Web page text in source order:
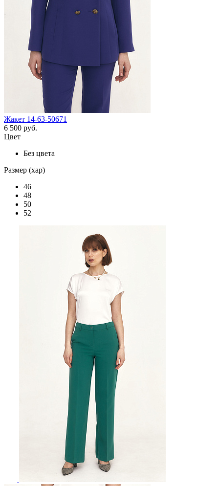
Жакет 14-63-50671
6 500 руб.
Цвет
Без цвета
Размер (хар)
46
48
50
52